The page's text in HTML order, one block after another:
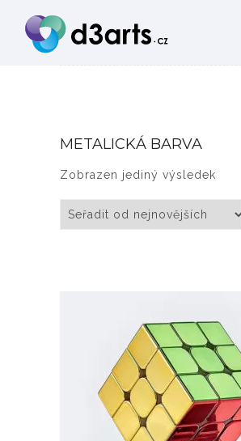
METALICKÁ BARVA
Zobrazen jediný výsledek